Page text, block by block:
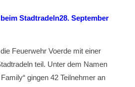
Stadtradeln28. September
Feuerwehr Voerde mit einer
teil. Unter dem Namen
gingen 42 Teilnehmer an